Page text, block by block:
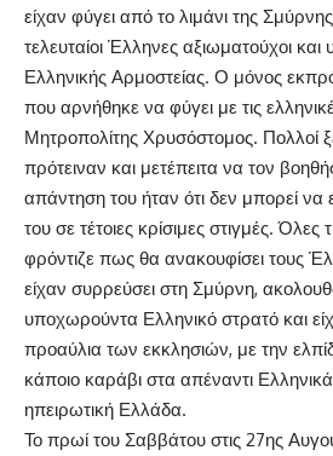
είχαν φύγει από το λιμάνι της
τελευταίοι Έλληνες αξιωματούχοι και
Ελληνικής Αρμοστείας. Ο μόνος
που αρνήθηκε να φύγει με τις
Μητροπολίτης Χρυσόστομος. Πολλοί
πρότειναν και μετέπειτα να τον
απάντηση του ήταν ότι δεν μπορεί να
του σε τέτοιες κρίσιμες στιγμές.
φρόντιζε πως θα ανακουφίσει τους
είχαν συρρεύσει στη Σμύρνη,
υποχωρούντα Ελληνικό στρατό και
προαύλια των εκκλησιών, με την
κάποιο καράβι στα απέναντι
ηπειρωτική Ελλάδα.
Το πρωί του Σαββάτου στις 27ης